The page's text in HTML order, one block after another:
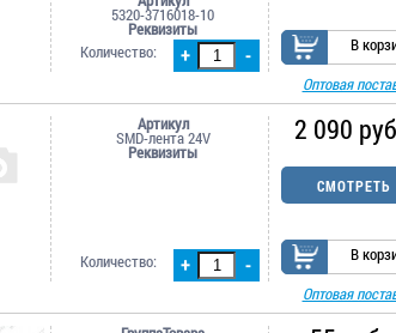
5320-3716018-10
Реквизиты
+ -
Количество: В
Оптовая
Артикул
SMD-лента 24V
Реквизиты
+ -
Количество:
2 090
СМОТРЕТЬ
В
Оптовая